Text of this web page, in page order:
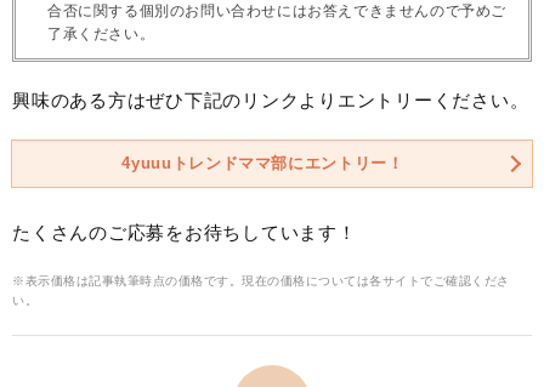
合否に関する個別のお問い合わせにはお答えできませんので予めご
了承ください。
興味のある方はぜひ下記のリンクよりエントリーください。
4yuuuトレンドママ部にエントリー！
たくさんのご応募をお待ちしています！
※表示価格は記事執筆時点の価格です。現在の価格については各サイトでご確認くださ
い。